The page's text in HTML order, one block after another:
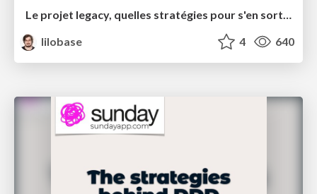
Le projet legacy, quelles stratégies pour s'en sortir ? – Software Crafts·wo·manship Rennes juin 2021
lilobase
4 640